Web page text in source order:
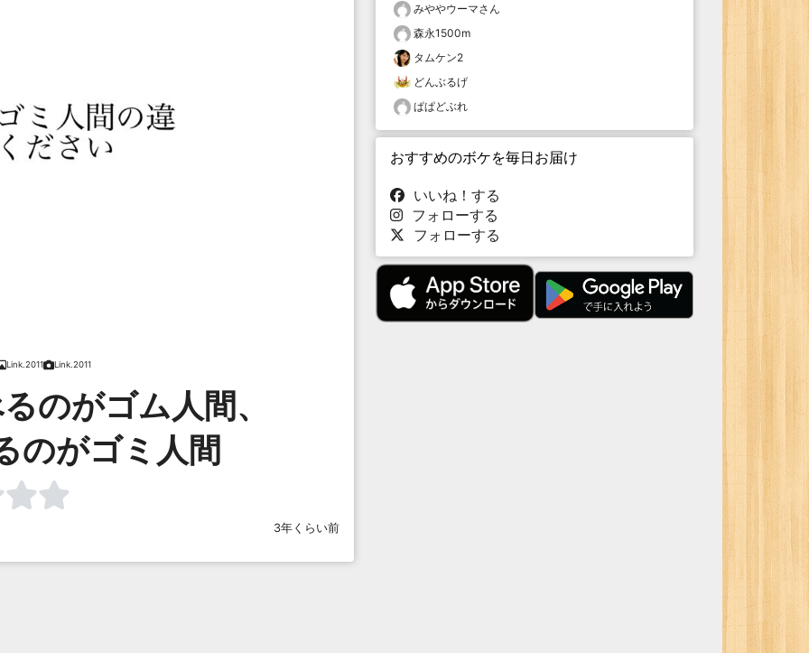
Link.2011 Link.2011
のがゴム人間、
のがゴミ人間
3年くらい前
みややウーマさん
森永1500m
タムケン2
どんぶるげ
ぱぱどぶれ
おすすめのボケを毎日お届け
いいね！する
フォローする
フォローする